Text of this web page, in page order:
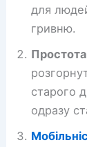
для
гривню.
старого
одразу